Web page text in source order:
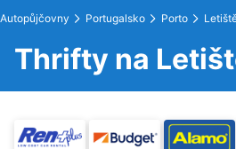
Autopůjčovny Portugalsko Porto
Thrifty na